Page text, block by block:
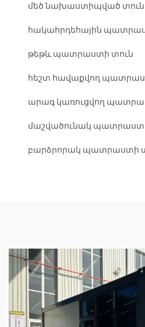
մեծ նախաստիպված տուն
հակահրդեհային
թեթև պատրաստի տուն
հեշտ հավաքվող
արագ կառուցվող
մաշվածունակ
բարձրորակ պատրաստի